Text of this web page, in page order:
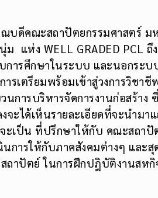
บดีคณะสถาปัตยกรรมศาสตร์
แห่ง WELL GRADED PCL
ารศึกษาในระบบ และนอกระบ
เตรียมพร้อมเข้าสู่วงการวิชาชี
วนการบริหารจัดการงานก่อสร้า
ะได้เห็นรายละเอียดที่จะนำมา
ะเป็น ที่ปรึกษาให้กับ คณะสถาปั
การให้กับภาคสังคมต่างๆ และสุ
ถาปัตย์ ในการฝึกปฎิบัติงานสห